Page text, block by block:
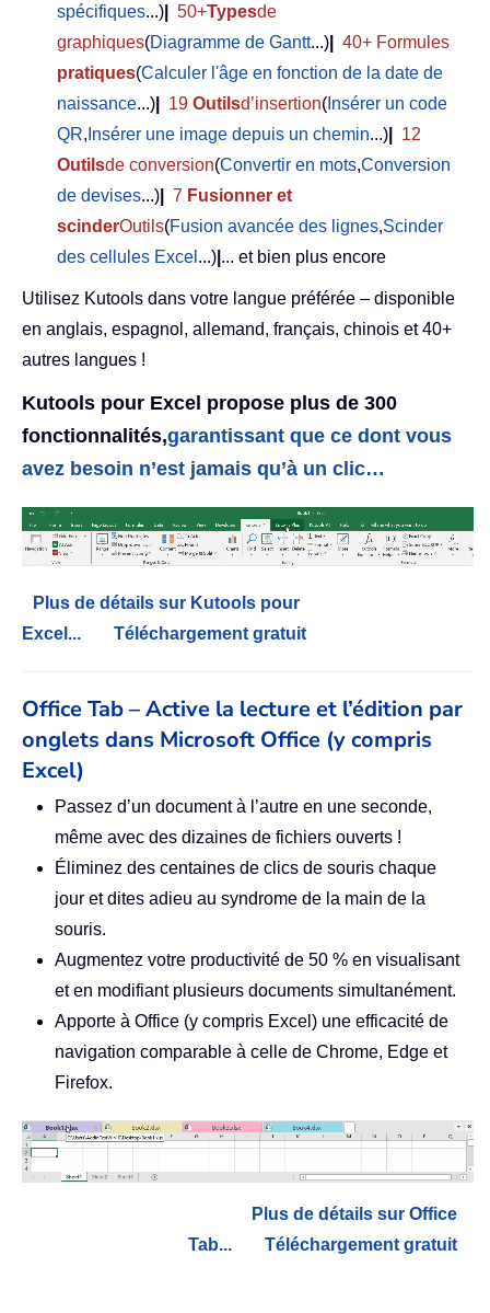
spécifiques...) 50+Typesde
graphiques(Diagramme de Gantt...)
40+ Formules
pratiques(Calculer l'âge en fonction de la date de
naissance...) 19 Outilsd’insertion( Insérer un code
QR, Insérer une image depuis un chemin...)
12
Outilsde conversion(Convertir en mots,Conversion
de devises...) 7 Fusionner et
scinderOutils(Fusion avancée des lignes,Scinder
des cellules Excel ...) ... et bien plus encore
Utilisez Kutools dans votre langue préférée – disponible
en anglais, espagnol, allemand, français, chinois et 40+
autres langues !
Kutools pour Excel propose plus de 300
fonctionnalités,garantissant que ce dont vous
avez besoin n’est jamais qu’à un clic…
Plus de détails sur Kutools pour
Excel...
Téléchargement gratuit
Office Tab – Active la lecture et l’édition par
onglets dans Microsoft Office (y compris
Excel)
Passez d’un document à l’autre en une seconde,
même avec des dizaines de fichiers ouverts !
Éliminez des centaines de clics de souris chaque
jour et dites adieu au syndrome de la main de la
souris.
Augmentez votre productivité de 50 % en visualisant
et en modifiant plusieurs documents simultanément.
Apporte à Office (y compris Excel) une efficacité de
navigation comparable à celle de Chrome, Edge et
Firefox.
Plus de détails sur Office
Tab...
Téléchargement gratuit